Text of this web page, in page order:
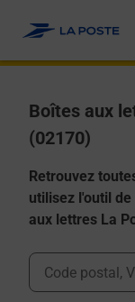
Boîtes aux
(02170)
Retrouvez
utilisez l'outil
aux lettres La
Ville,